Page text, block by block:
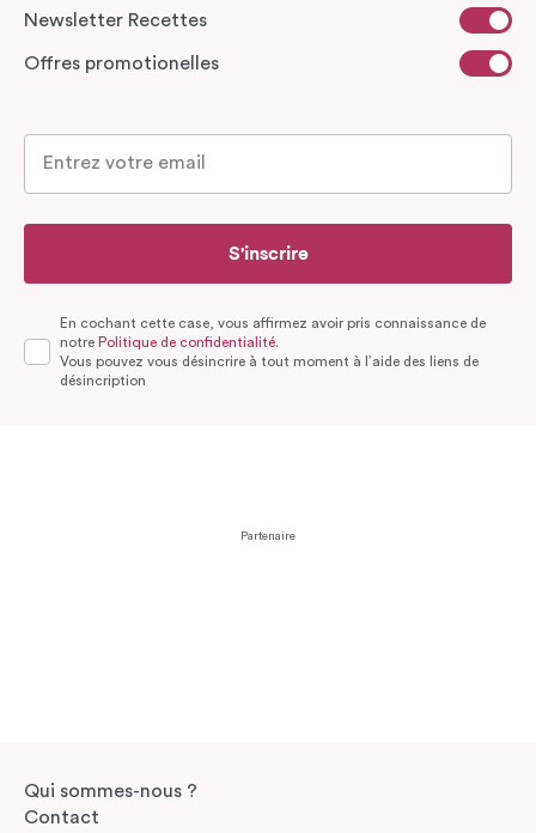
Newsletter Recettes
Offres promotionelles
S'inscrire
En cochant cette case, vous affirmez avoir pris connaissance de
notre Politique de confidentialité.
Vous pouvez vous désincrire à tout moment à l’aide des liens de
désincription
Partenaire
Qui sommes-nous ?
Contact